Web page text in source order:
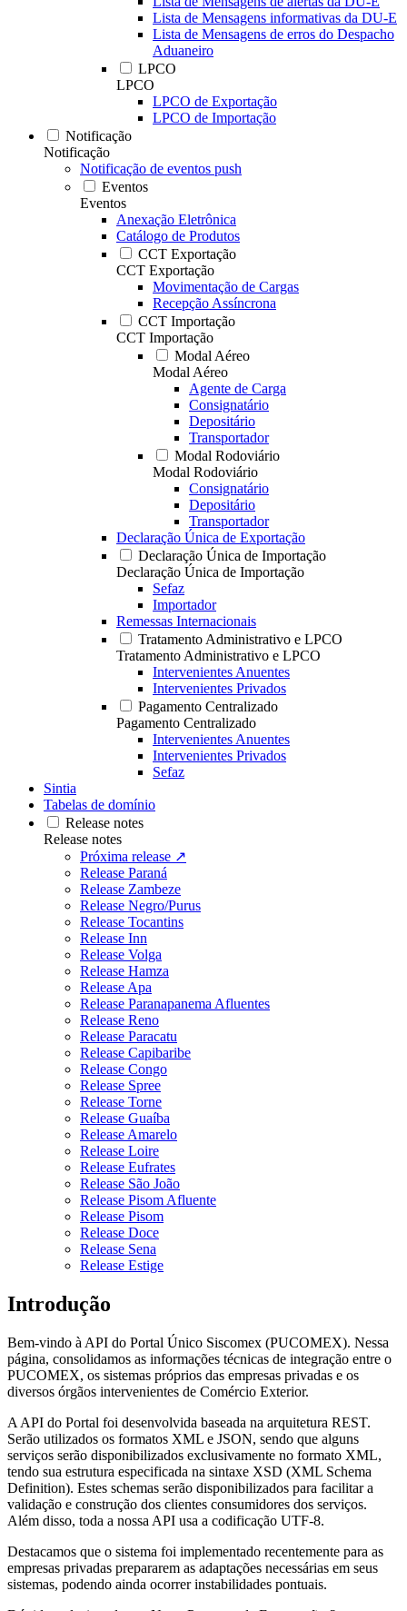
Lista de Mensagens informativas da DU-E
Lista de Mensagens de erros do Despacho
Aduaneiro
LPCO
LPCO
LPCO de Exportação
LPCO de Importação
Notificação
Notificação
Notificação de eventos push
Eventos
Eventos
Anexação Eletrônica
Catálogo de Produtos
CCT Exportação
CCT Exportação
Movimentação de Cargas
Recepção Assíncrona
CCT Importação
CCT Importação
Modal Aéreo
Modal Aéreo
Agente de Carga
Consignatário
Depositário
Transportador
Modal Rodoviário
Modal Rodoviário
Consignatário
Depositário
Transportador
Declaração Única de Exportação
Declaração Única de Importação
Declaração Única de Importação
Sefaz
Importador
Remessas Internacionais
Tratamento Administrativo e LPCO
Tratamento Administrativo e LPCO
Intervenientes Anuentes
Intervenientes Privados
Pagamento Centralizado
Pagamento Centralizado
Intervenientes Anuentes
Intervenientes Privados
Sefaz
Sintia
Tabelas de domínio
Release notes
Release notes
Próxima release ↗
Release Paraná
Release Zambeze
Release Negro/Purus
Release Tocantins
Release Inn
Release Volga
Release Hamza
Release Apa
Release Paranapanema Afluentes
Release Reno
Release Paracatu
Release Capibaribe
Release Congo
Release Spree
Release Torne
Release Guaíba
Release Amarelo
Release Loire
Release Eufrates
Release São João
Release Pisom Afluente
Release Pisom
Release Doce
Release Sena
Release Estige
Introdução
Bem-vindo à API do Portal Único Siscomex (PUCOMEX). Nessa
página, consolidamos as informações técnicas de integração entre o
PUCOMEX, os sistemas próprios das empresas privadas e os
diversos órgãos intervenientes de Comércio Exterior.
A API do Portal foi desenvolvida baseada na arquitetura REST.
Serão utilizados os formatos XML e JSON, sendo que alguns
serviços serão disponibilizados exclusivamente no formato XML,
tendo sua estrutura especificada na sintaxe XSD (XML Schema
Definition). Estes schemas serão disponibilizados para facilitar a
validação e construção dos clientes consumidores dos serviços.
Além disso, toda a nossa API usa a codificação UTF-8.
Destacamos que o sistema foi implementado recentemente para as
empresas privadas prepararem as adaptações necessárias em seus
sistemas, podendo ainda ocorrer instabilidades pontuais.